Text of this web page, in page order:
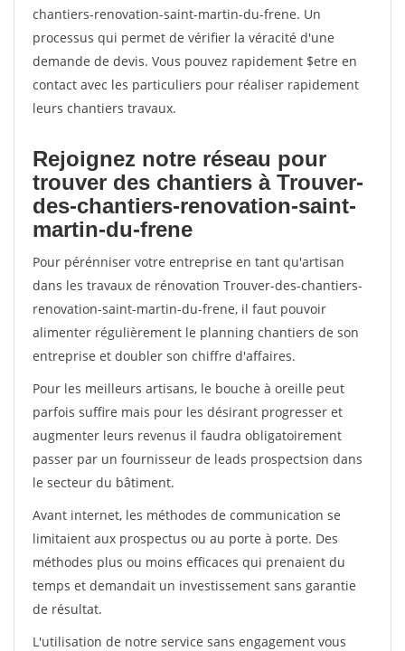
chantiers-renovation-saint-martin-du-frene. Un
processus qui permet de vérifier la véracité d'une
demande de devis. Vous pouvez rapidement $etre en
contact avec les particuliers pour réaliser rapidement
leurs chantiers travaux.
Rejoignez notre réseau pour
trouver des chantiers à Trouver-
des-chantiers-renovation-saint-
martin-du-frene
Pour pérénniser votre entreprise en tant qu'artisan
dans les travaux de rénovation Trouver-des-chantiers-
renovation-saint-martin-du-frene, il faut pouvoir
alimenter régulièrement le planning chantiers de son
entreprise et doubler son chiffre d'affaires.
Pour les meilleurs artisans, le bouche à oreille peut
parfois suffire mais pour les désirant progresser et
augmenter leurs revenus il faudra obligatoirement
passer par un fournisseur de leads prospectsion dans
le secteur du bâtiment.
Avant internet, les méthodes de communication se
limitaient aux prospectus ou au porte à porte. Des
méthodes plus ou moins efficaces qui prenaient du
temps et demandait un investissement sans garantie
de résultat.
L'utilisation de notre service sans engagement vous